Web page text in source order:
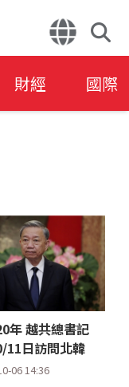
財經 國際
年 越共總書記
11日訪問北韓
06 14:36